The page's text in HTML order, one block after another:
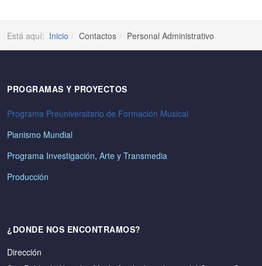
Está aquí: Inicio Contactos Personal Administrativo
PROGRAMAS Y PROYECTOS
Programa Preuniversitario de Formación Musical
Pianismo Mundial
Programa Investigación, Arte y Transmedia
Producción
¿DONDE NOS ENCONTRAMOS?
Dirección